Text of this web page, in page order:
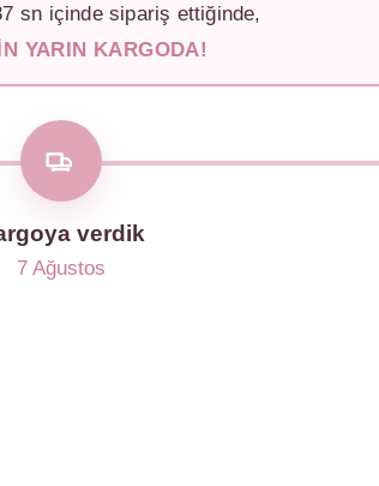
sn içinde sipariş ettiğinde,
YARIN KARGODA!
verdik
7 Ağustos